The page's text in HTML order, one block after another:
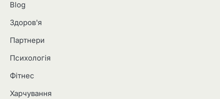
Blog
Здоров'я
Партнери
Психологія
Фітнес
Харчування